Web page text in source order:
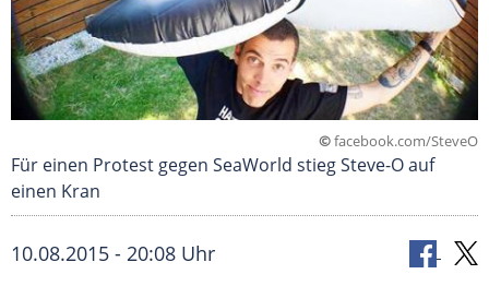
©facebook.com/SteveO
Für einen Protest gegen SeaWorld stieg Steve-O auf
einen Kran
10.08.2015 - 20:08 Uhr